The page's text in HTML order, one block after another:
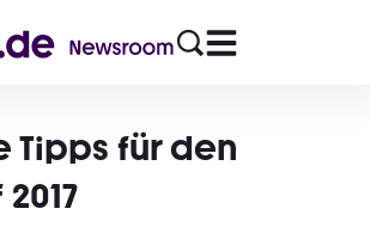
Tipps für den